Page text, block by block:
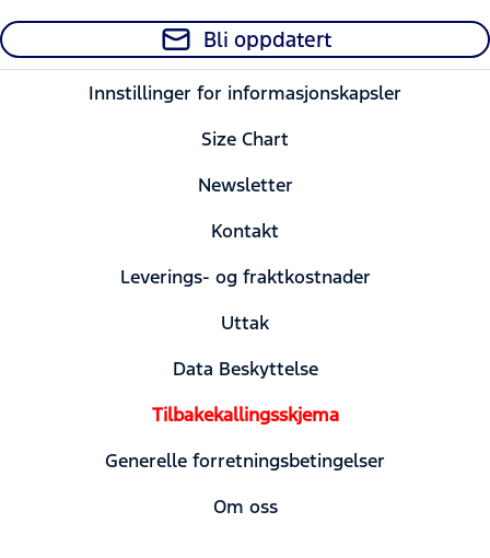
Bli oppdatert
Innstillinger for informasjonskapsler
Size Chart
Newsletter
Kontakt
Leverings- og fraktkostnader
Uttak
Data Beskyttelse
Tilbakekallingsskjema
Generelle forretningsbetingelser
Om oss